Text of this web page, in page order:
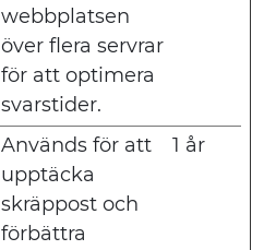
webbplatsen
över flera servrar
för att optimera
svarstider.
Används för att
upptäcka
skräppost och
förbättra
1 år